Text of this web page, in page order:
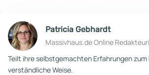
Patricia Gebhardt
Massivhaus.de Online
Teilt ihre selbstgemachten Erfahrungen
verständliche Weise.